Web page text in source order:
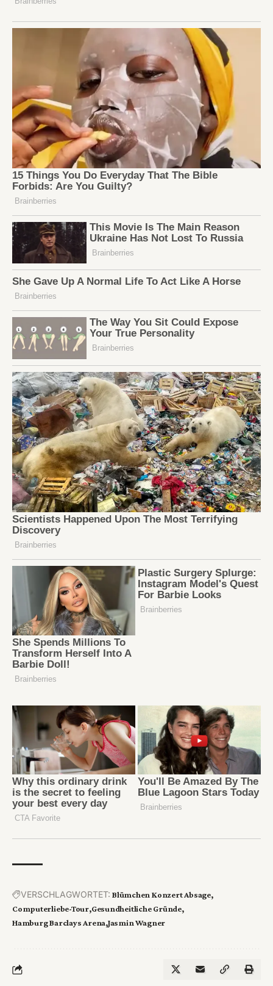
VERSCHLAGWORTET: Blümchen Konzert Absage
Computerliebe-Tour Gesundheitliche Gründe
Hamburg Barclays Arena Jasmin Wagner